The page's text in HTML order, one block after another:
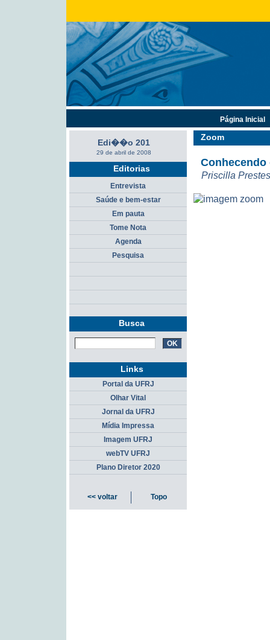
Zoom
Conhecendo
Priscilla
Edi��o 201
29 de abril de 2008
Editorias
Entrevista
Saúde e bem-estar
Em pauta
Tome Nota
Agenda
Pesquisa
Busca
Página Inicial
Links
Portal da UFRJ
Olhar Vital
Jornal da UFRJ
Mídia Impressa
Imagem UFRJ
webTV UFRJ
Plano Diretor 2020
<< voltar Topo